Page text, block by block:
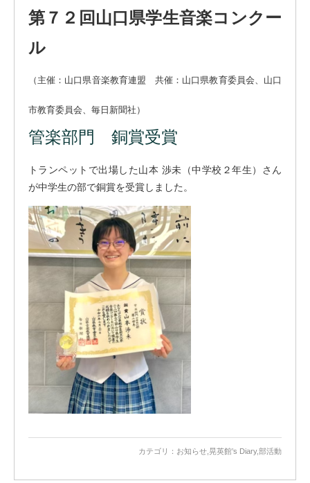
第７２回山口県学生音楽コンクー
ル
（主催：山口県音楽教育連盟 共催：山口県教育委員会、山口
市教育委員会、毎日新聞社）
管楽部門 銅賞受賞
トランペットで出場した山本 渉未（中学校２年生）さん
が中学生の部で銅賞を受賞しました。
カテゴリ： お知らせ 晃英館’s Diary,部活動